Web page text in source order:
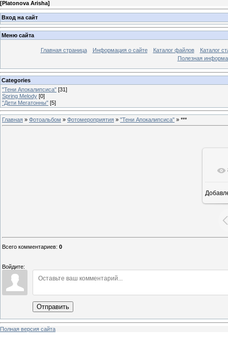
[Platonova Arisha]
Вход на сайт
Меню сайта
Главная страница Информация о сайте Каталог файлов
Каталог
Полезная
Categories
"Тени Апокалипсиса" [31]
Spring Melody [0]
"Дети Мегатонны" [5]
Главная » Фотоальбом » Фотомероприятия » "Тени Апокалипсиса" » ***
Всего комментариев: 0
Войдите:
Отправить
Полная версия сайта